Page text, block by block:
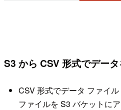
S3 から CSV 形式でデー
CSV 形式でデータ ファイ
ファイルを S3 バケットに